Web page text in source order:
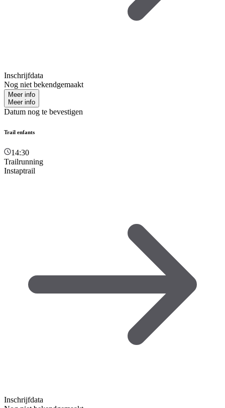
Inschrijfdata
Nog niet bekendgemaakt
Meer info
Meer info
Datum nog te bevestigen
Trail enfants
14:30
Trailrunning
Instaptrail
Inschrijfdata